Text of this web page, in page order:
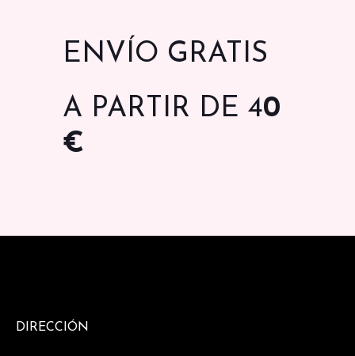
ENVÍO GRATIS
A PARTIR DE 40
€
DIRECCIÓN